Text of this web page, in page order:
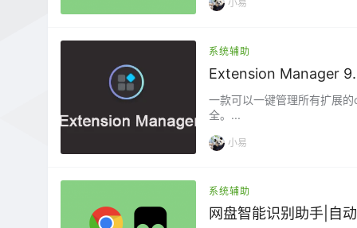
小易
系统辅助
Extension Manager
一款可以一键管理所有扩展
全。...
小易
系统辅助
网盘智能识别助手|自